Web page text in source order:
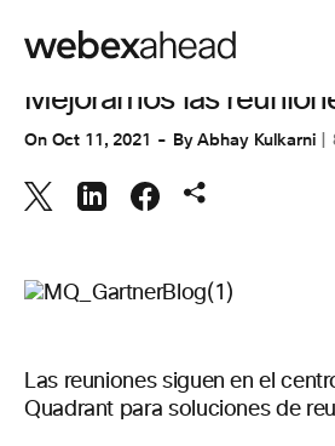
COLABORACIÓN
Mejoramos las
On Oct 11, 2021 ByAbhay Kulkarni
Las reuniones siguen en el
Quadrant para soluciones de